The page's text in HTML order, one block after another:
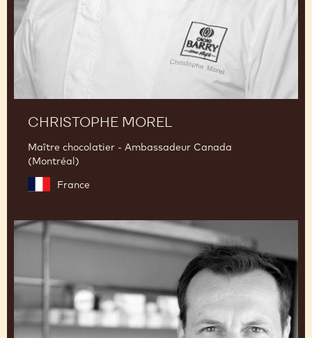
CHRISTOPHE MOREL
Maître chocolatier - Ambassadeur Canada
(Montréal)
France
Aurélien